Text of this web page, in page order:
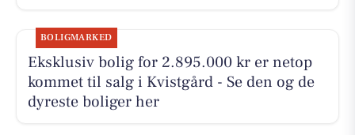
BOLIGMARKED
Eksklusiv bolig for 2.895.000 kr er netop
kommet til salg i Kvistgård - Se den og de
dyreste boliger her